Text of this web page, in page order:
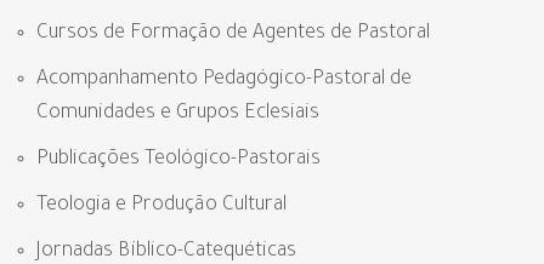
Cursos de Formação de Agentes de Pastoral
Acompanhamento Pedagógico-Pastoral de
Comunidades e Grupos Eclesiais
Publicações Teológico-Pastorais
Teologia e Produção Cultural
Jornadas Bíblico-Catequéticas